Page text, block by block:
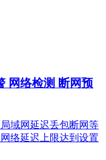
网络检测 断网预
域网延迟丢包断网等
络延迟上限达到设置